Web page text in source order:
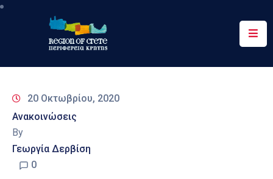
Περιφέρεια
&
Δράσεις
Ψηφιακές
20 Οκτωβρίου, 2020
Ανακοινώσεις
By
Γεωργία Δερβίση
0